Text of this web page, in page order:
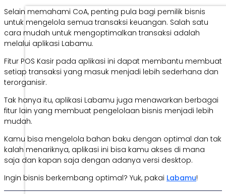
Selain memahami CoA, penting pula bagi pemilik bisnis
untuk mengelola semua transaksi keuangan. Salah satu
cara mudah untuk mengoptimalkan transaksi adalah
melalui aplikasi Labamu.
Fitur POS Kasir pada aplikasi ini dapat membantu membuat
setiap transaksi yang masuk menjadi lebih sederhana dan
terorganisir.
Tak hanya itu, aplikasi Labamu juga menawarkan berbagai
fitur lain yang membuat pengelolaan bisnis menjadi lebih
mudah.
Kamu bisa mengelola bahan baku dengan optimal dan tak
kalah menariknya, aplikasi ini bisa kamu akses di mana
saja dan kapan saja dengan adanya versi desktop.
Ingin bisnis berkembang optimal? Yuk, pakai Labamu!